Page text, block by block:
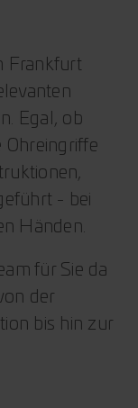
Frankfurt
Egal, ob
Ohreingriffe
- bei
Händen.
für Sie da
der
bis hin zur